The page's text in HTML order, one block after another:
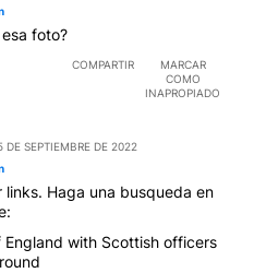
foto?
COMPARTIR
MARCAR
COMO
INAPROPIADO
DE SEPTIEMBRE DE 2022
links. Haga una busqueda en
with Scottish officers